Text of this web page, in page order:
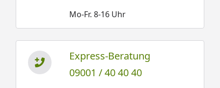
Mo-Fr. 8-16 Uhr
Express-Beratung
09001 / 40 40 40